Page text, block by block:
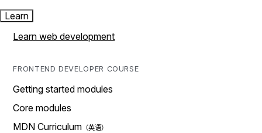
Learn
Learn web development
FRONTEND DEVELOPER COURSE
Getting started modules
Core modules
MDN Curriculum